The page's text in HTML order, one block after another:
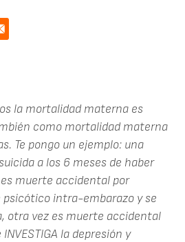
la mortalidad materna es
como mortalidad materna
Te pongo un ejemplo: una
a los 6 meses de haber
muerte accidental por
psicótico intra-embarazo y se
otra vez es muerte accidental
la depresión y